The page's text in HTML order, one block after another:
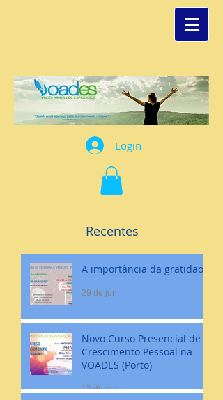
Login
Recentes
A importância da gratidão
29 de jun.
Novo Curso Presencial de
Crescimento Pessoal na
VOADES (Porto)
12 de abr.